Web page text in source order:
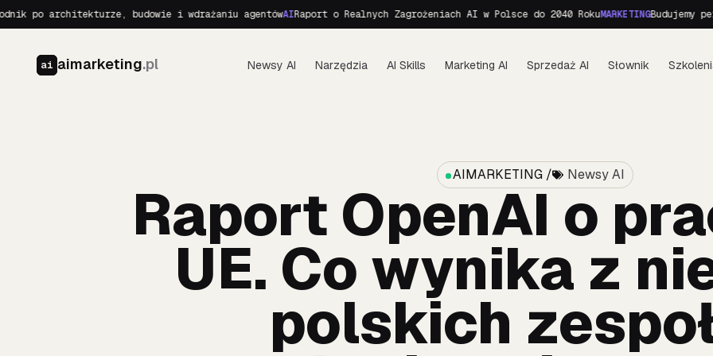
architekturze, budowie i wdrażaniu agentówAIRaport o Realnych Zagrożeniach AI w Polsce do 2040 RokuMARKETINGBudujemy
ai aimarketing.pl Newsy AI Narzędzia AI Skills Marketing AI Sprzedaż AI Słownik
AIMARKETING / Newsy AI
Raport OpenAI o
UE. Co wynika z
polskich